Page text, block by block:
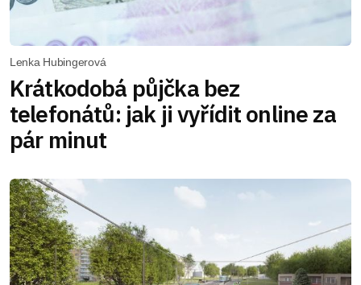
Lenka Hubingerová
Krátkodobá půjčka bez
telefonátů: jak ji vyřídit online za
pár minut